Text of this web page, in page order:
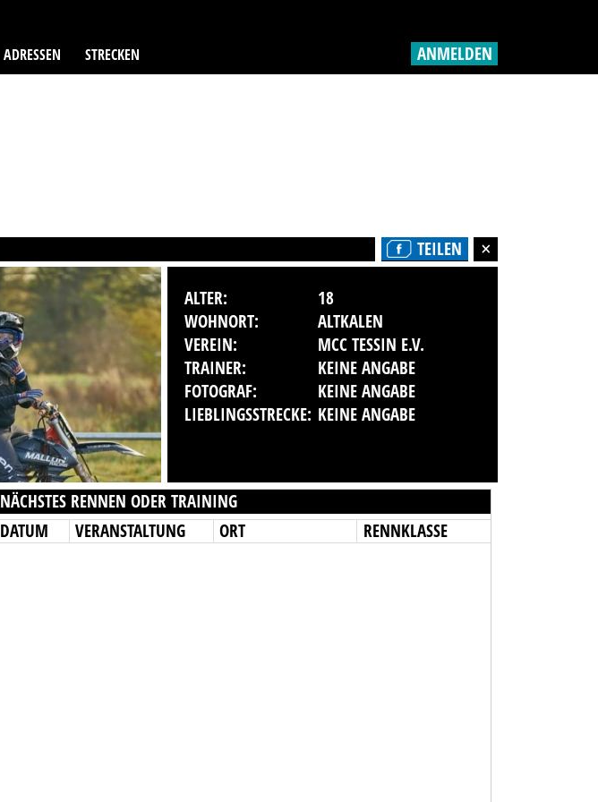
ADRESSEN STRECKEN ANMELDEN
TEILEN
ALTER:
18
WOHNORT:
ALTKALEN
VEREIN:
MCC TESSIN E.V.
TRAINER:
KEINE ANGABE
FOTOGRAF:
KEINE ANGABE
LIEBLINGSSTRECKE: KEINE ANGABE
NÄCHSTES RENNEN ODER TRAINING
DATUM
VERANSTALTUNG ORT RENNKLASSE